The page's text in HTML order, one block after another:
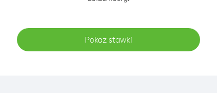
Pokaż stawki